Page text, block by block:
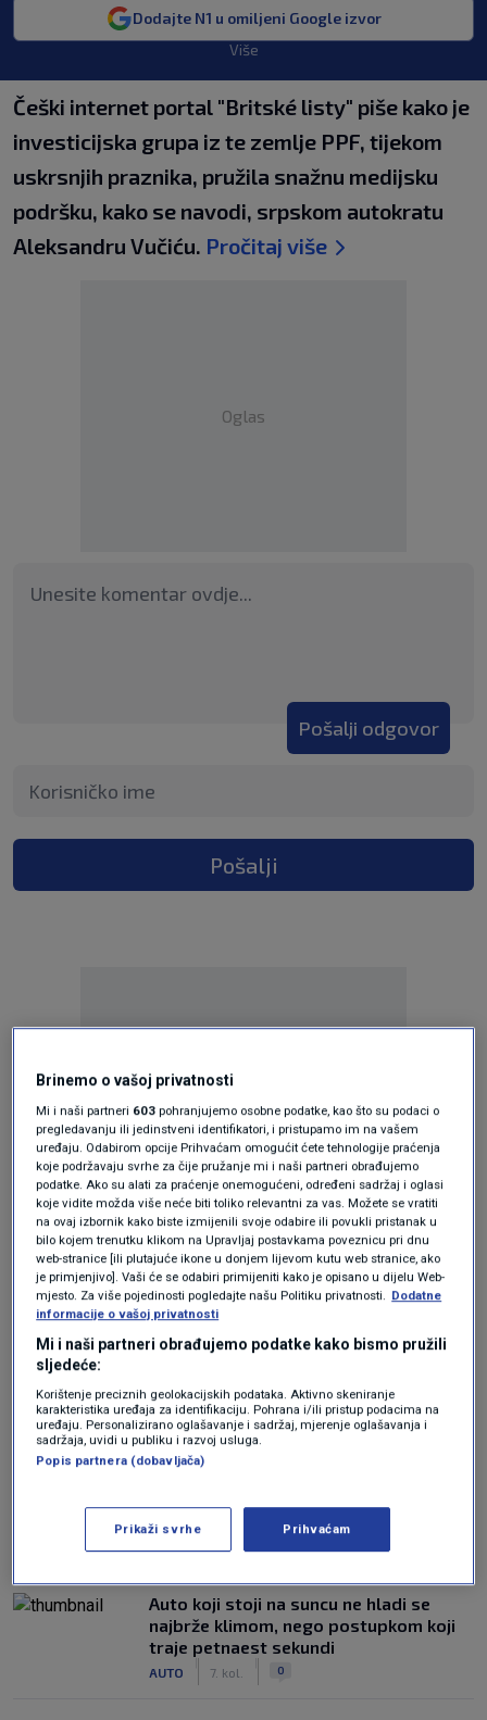
Dodajte N1 u omiljeni Google izvor
Više
Češki internet portal "Britské listy" piše kako je
investicijska grupa iz te zemlje PPF, tijekom
uskrsnjih praznika, pružila snažnu medijsku
podršku, kako se navodi, srpskom autokratu
Aleksandru Vučiću. Pročitaj više
Oglas
Pošalji odgovor
Pošalji
Oglas
NAJČITANIJE
Auto koji stoji na suncu ne hladi se
najbrže klimom, nego postupkom koji
traje petnaest sekundi
AUTO 7. kol. 0
Brinemo o vašoj privatnosti
Mi i naši partneri 603 pohranjujemo osobne podatke, kao što su podaci o
pregledavanju ili jedinstveni identifikatori, i pristupamo im na vašem
uređaju. Odabirom opcije Prihvaćam omogućit ćete tehnologije praćenja
koje podržavaju svrhe za čije pružanje mi i naši partneri obrađujemo
podatke. Ako su alati za praćenje onemogućeni, određeni sadržaj i oglasi
koje vidite možda više neće biti toliko relevantni za vas. Možete se vratiti
na ovaj izbornik kako biste izmijenili svoje odabire ili povukli pristanak u
bilo kojem trenutku klikom na Upravljaj postavkama poveznicu pri dnu
web-stranice [ili plutajuće ikone u donjem lijevom kutu web stranice, ako
je primjenjivo]. Vaši će se odabiri primijeniti kako je opisano u dijelu Web-
mjesto. Za više pojedinosti pogledajte našu Politiku privatnosti.
Dodatne
informacije o vašoj privatnosti
Mi i naši partneri obrađujemo podatke kako bismo pružili
sljedeće:
Korištenje preciznih geolokacijskih podataka. Aktivno skeniranje
karakteristika uređaja za identifikaciju. Pohrana i/ili pristup podacima na
uređaju. Personalizirano oglašavanje i sadržaj, mjerenje oglašavanja i
sadržaja, uvidi u publiku i razvoj usluga.
Popis partnera (dobavljača)
Prikaži svrhe Prihvaćam